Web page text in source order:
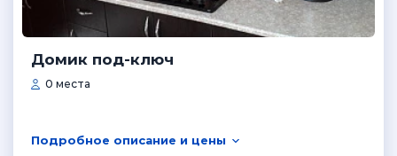
Домик под-ключ
0 места
Подробное описание и цены